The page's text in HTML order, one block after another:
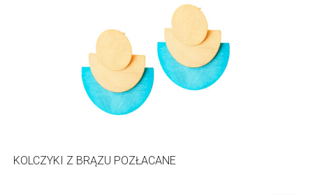
KOLCZYKI Z BRĄZU POZŁACANE